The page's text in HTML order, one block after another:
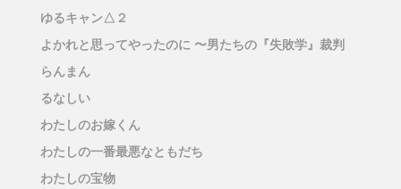
ゆるキャン△２
よかれと思ってやったのに 〜男たちの『失敗学』裁判
らんまん
るなしい
わたしのお嫁くん
わたしの一番最悪なともだち
わたしの宝物